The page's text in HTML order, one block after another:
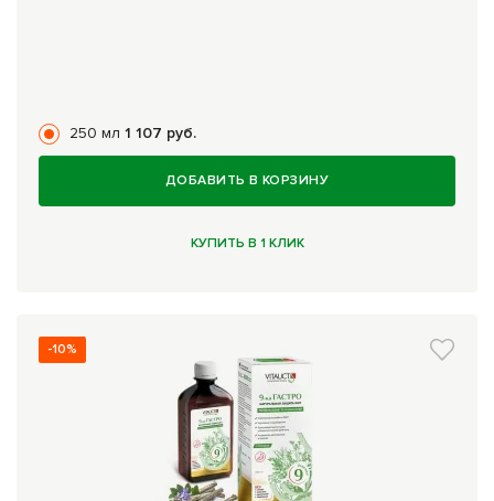
250 мл 1 107 руб.
ДОБАВИТЬ В КОРЗИНУ
КУПИТЬ В 1 КЛИК
-10%